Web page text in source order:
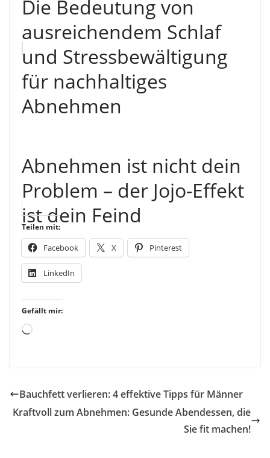
Die Bedeutung von
ausreichendem Schlaf
und Stressbewältigung
für nachhaltiges
Abnehmen
Abnehmen ist nicht dein
Problem – der Jojo-Effekt
ist dein Feind
Teilen mit:
Facebook X Pinterest
LinkedIn
Gefällt mir:
Wird
Bauchfett verlieren: 4 effektive Tipps für Männer
Kraftvoll zum Abnehmen: Gesunde Abendessen, die
Sie fit machen!